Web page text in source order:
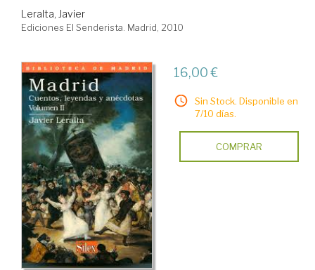
Leralta, Javier
Ediciones El Senderista. Madrid, 2010
16,00 €
Sin Stock. Disponible en
7/10 días.
COMPRAR